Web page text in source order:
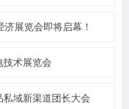
展览会即将启幕！
技术展览会
域新渠道团长大会